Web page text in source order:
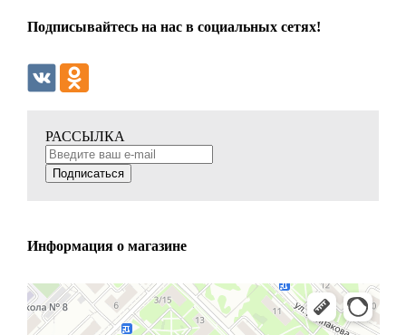
Подписывайтесь на нас в социальных сетях!
РАССЫЛКА
Подписаться
Информация о магазине